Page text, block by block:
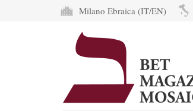
Milano Ebraica (IT/EN)